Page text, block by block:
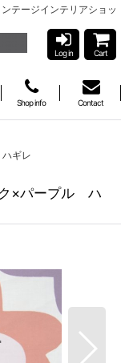
テージインテリアショッ
Log in Cart
Shop info Contact
ギレ
×パープル ハ